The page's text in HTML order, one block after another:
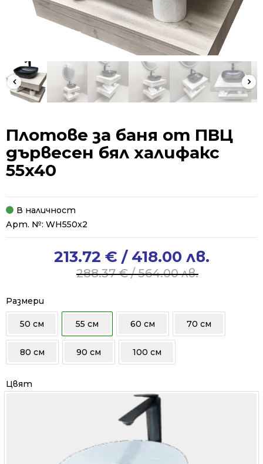
Плотове за баня от ПВЦ
дървесен бял халифакс
55x40
В наличност
Арт. №: WH550x2
288.37€/ 564.00 лв.
288.37 €
/
564.00 лв..
213.72 € / 418.00 лв.
213.72 €
/
418.00 лв..
Размери
50 см 55 см 60 см 70 см
80 см 90 см 100 см
Цвят